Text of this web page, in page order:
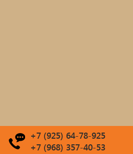
+7 (925) 64-78-925
+7 (968) 357-40-53